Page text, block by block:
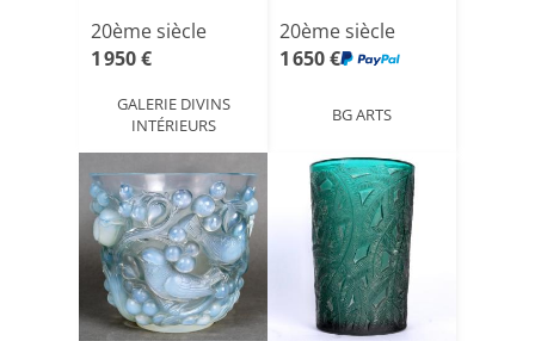
20ème siècle
1 950 €
GALERIE DIVINS
INTÉRIEURS
20ème siècle
1 650 €
BG ARTS